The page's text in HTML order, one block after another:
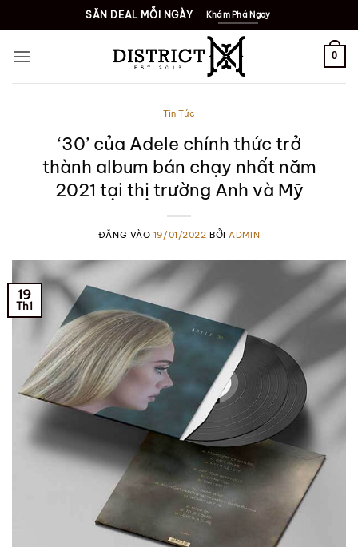
qua
nội
SĂN DEAL MỖI NGÀY Khám Phá Ngay
0
Tin Tức
‘30’ của Adele chính thức trở
thành album bán chạy nhất năm
2021 tại thị trường Anh và Mỹ
ĐĂNG VÀO 19/01/2022 BỞI ADMIN
19
Th1